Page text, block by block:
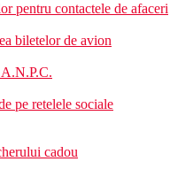
pentru contactele de afaceri
biletelor de avion
pe retelele sociale
cadou